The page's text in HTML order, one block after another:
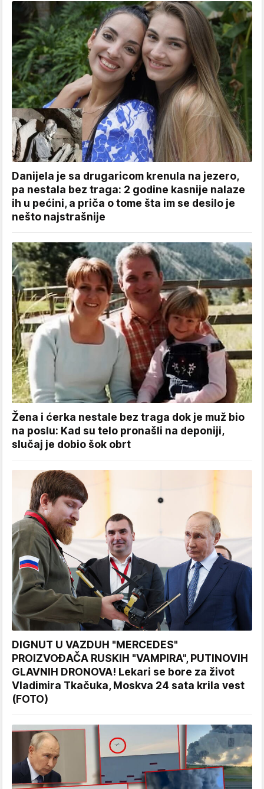
Danijela je sa drugaricom krenula na jezero,
pa nestala bez traga: 2 godine kasnije nalaze
ih u pećini, a priča o tome šta im se desilo je
nešto najstrašnije
Žena i ćerka nestale bez traga dok je muž bio
na poslu: Kad su telo pronašli na deponiji,
slučaj je dobio šok obrt
DIGNUT U VAZDUH "MERCEDES"
PROIZVOĐAČA RUSKIH "VAMPIRA", PUTINOVIH
GLAVNIH DRONOVA! Lekari se bore za život
Vladimira Tkačuka, Moskva 24 sata krila vest
(FOTO)